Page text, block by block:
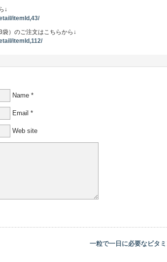
↓
itemId,43/
）のご注文はこちらから↓
itemId,112/
Name *
Email *
Web site
一粒で一日に必要なビタ